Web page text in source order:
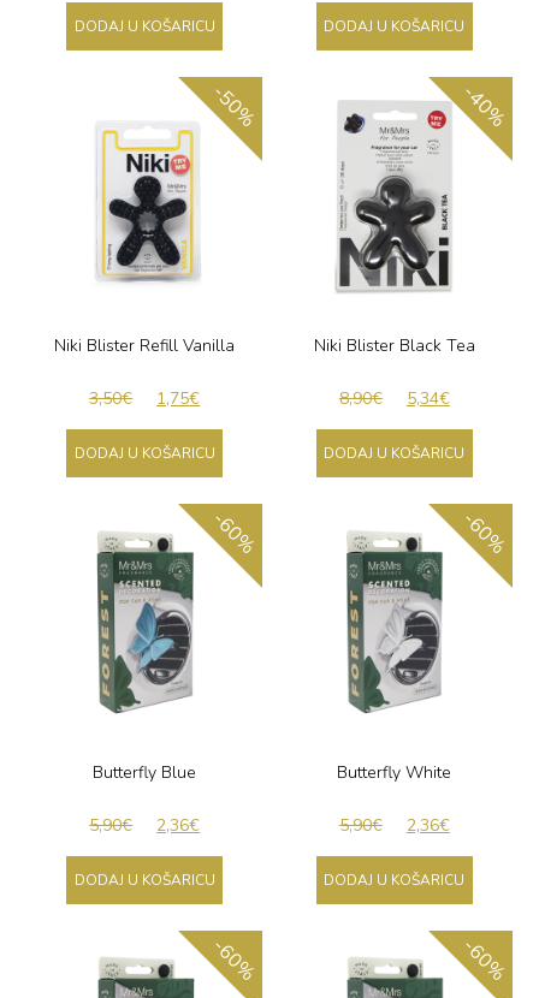
DODAJ U KOŠARICU DODAJ U KOŠARICU
-50%
Niki Blister Refill Vanilla
3,50€ 1,75€
DODAJ U KOŠARICU
-40%
Niki Blister Black Tea
8,90€ 5,34€
DODAJ U KOŠARICU
-60%
Butterfly Blue
5,90€ 2,36€
DODAJ U KOŠARICU
-60%
Butterfly White
5,90€ 2,36€
DODAJ U KOŠARICU
-60% -60%